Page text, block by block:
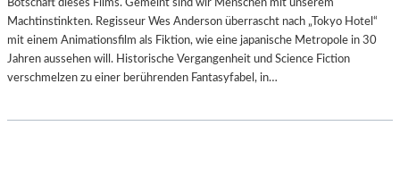
Botschaft dieses Films. Gemeint sind wir Menschen mit unserem
Machtinstinkten. Regisseur Wes Anderson überrascht nach „Tokyo Hotel“
mit einem Animationsfilm als Fiktion, wie eine japanische Metropole in 30
Jahren aussehen will. Historische Vergangenheit und Science Fiction
verschmelzen zu einer berührenden Fantasyfabel, in…